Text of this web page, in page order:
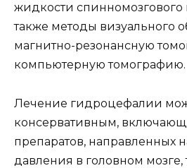
жидкости спинномозгового
также методы визуального
магнитно-резонансную
компьютерную томографию.
Лечение гидроцефалии
консервативным,
препаратов, направленных
давления в головном мозге,